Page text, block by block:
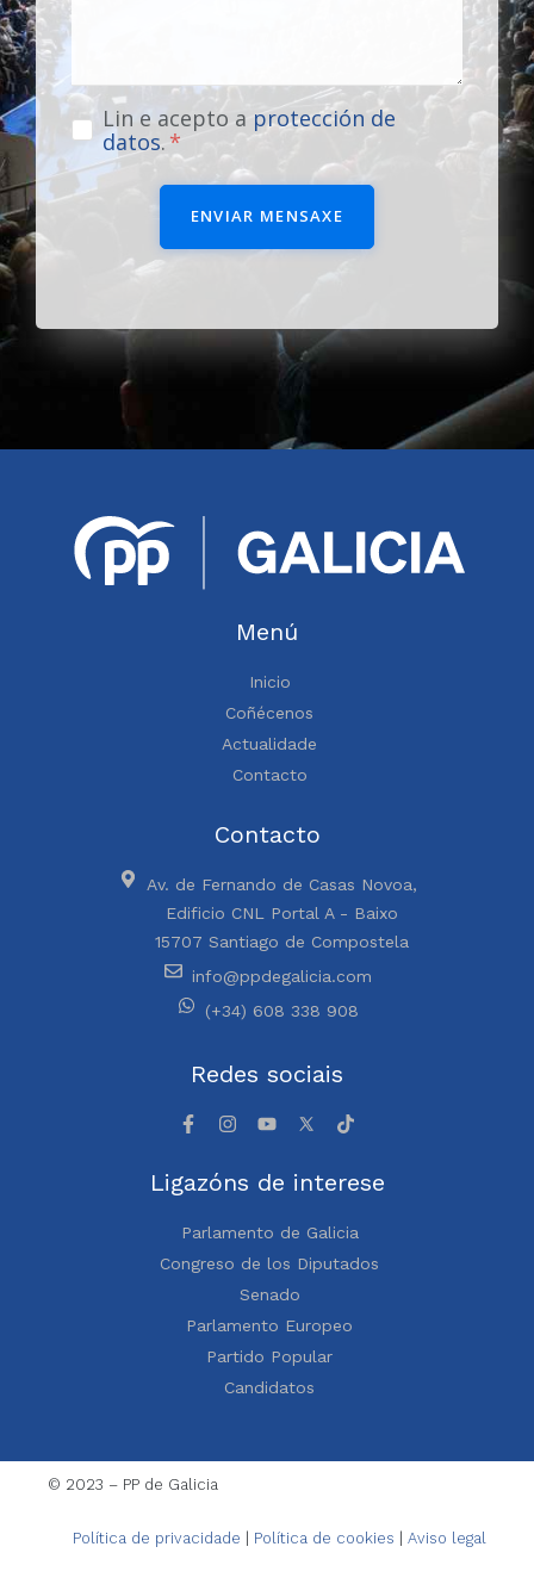
Lin e acepto a protección de
datos.
ENVIAR MENSAXE
Menú
Inicio
Coñécenos
Actualidade
Contacto
Contacto
Av. de Fernando de Casas Novoa,
Edificio CNL Portal A - Baixo
15707 Santiago de Compostela
info@ppdegalicia.com
(+34) 608 338 908
Redes sociais
Ligazóns de interese
Parlamento de Galicia
Congreso de los Diputados
Senado
Parlamento Europeo
Partido Popular
Candidatos
© 2023 – PP de Galicia
Política de privacidade Política de cookies Aviso legal